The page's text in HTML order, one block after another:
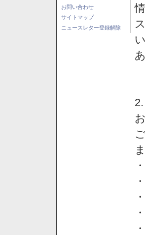
お問い合わせ
サイトマップ
ニュースレター登録解除